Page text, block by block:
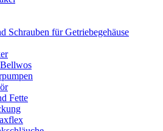
Schrauben für Getriebegehäuse
Fette